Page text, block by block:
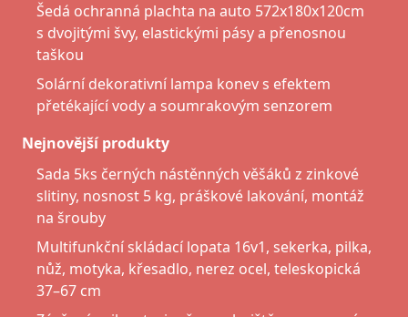
Šedá ochranná plachta na auto 572x180x120cm
s dvojitými švy, elastickými pásy a přenosnou
taškou
Solární dekorativní lampa konev s efektem
přetékající vody a soumrakovým senzorem
Nejnovější produkty
Sada 5ks černých nástěnných věšáků z zinkové
slitiny, nosnost 5 kg, práškové lakování, montáž
na šrouby
Multifunkční skládací lopata 16v1, sekerka, pilka,
nůž, motyka, křesadlo, nerez ocel, teleskopická
37–67 cm